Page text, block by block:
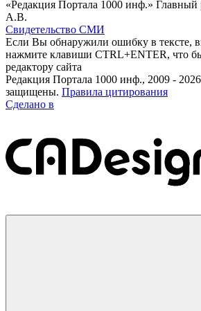
«Редакция Портала 1000 инф.»
А.В.
Свидетельство СМИ
Если Вы обнаружили ошибку в тексте,
нажмите клавиши CTRL+ENTER, что
редактору сайта
Редакция Портала 1000 инф., 2009 -
защищены. Правила цитирования
Сделано в